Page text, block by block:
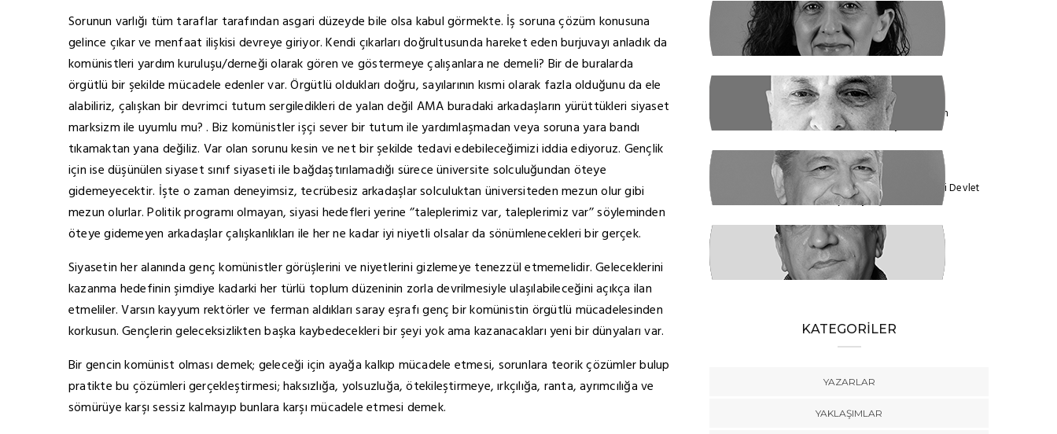
Sorunun varlığı tüm taraflar tarafından asgari düzeyde bile olsa kabul görmekte. İş soruna çözüm konusuna
gelince çıkar ve menfaat ilişkisi devreye giriyor. Kendi çıkarları doğrultusunda hareket eden burjuvayı anladık da
komünistleri yardım kuruluşu/derneği olarak gören ve göstermeye çalışanlara ne demeli? Bir de buralarda
örgütlü bir şekilde mücadele edenler var. Örgütlü oldukları doğru, sayılarının kısmi olarak fazla olduğunu da ele
alabiliriz, çalışkan bir devrimci tutum sergiledikleri de yalan değil AMA buradaki arkadaşların yürüttükleri siyaset
marksizm ile uyumlu mu? . Biz komünistler işçi sever bir tutum ile yardımlaşmadan veya soruna yara bandı
tıkamaktan yana değiliz. Var olan sorunu kesin ve net bir şekilde tedavi edebileceğimizi iddia ediyoruz. Gençlik
için ise düşünülen siyaset sınıf siyaseti ile bağdaştırılamadığı sürece üniversite solculuğundan öteye
gidemeyecektir. İşte o zaman deneyimsiz, tecrübesiz arkadaşlar solculuktan üniversiteden mezun olur gibi
mezun olurlar. Politik programı olmayan, siyasi hedefleri yerine ‘’taleplerimiz var, taleplerimiz var’’ söyleminden
öteye gidemeyen arkadaşlar çalışkanlıkları ile her ne kadar iyi niyetli olsalar da sönümlenecekleri bir gerçek.
Siyasetin her alanında genç komünistler görüşlerini ve niyetlerini gizlemeye tenezzül etmemelidir. Geleceklerini
kazanma hedefinin şimdiye kadarki her türlü toplum düzeninin zorla devrilmesiyle ulaşılabileceğini açıkça ilan
etmeliler. Varsın kayyum rektörler ve ferman aldıkları saray eşrafı genç bir komünistin örgütlü mücadelesinden
korkusun. Gençlerin geleceksizlikten başka kaybedecekleri bir şeyi yok ama kazanacakları yeni bir dünyaları var.
Bir gencin komünist olması demek; geleceği için ayağa kalkıp mücadele etmesi, sorunlara teorik çözümler bulup
pratikte bu çözümleri gerçekleştirmesi; haksızlığa, yolsuzluğa, ötekileştirmeye, ırkçılığa, ranta, ayrımcılığa ve
sömürüye karşı sessiz kalmayıp bunlara karşı mücadele etmesi demek.
SİBEL UZUN
Yasak Tanımadılar
ENDER EREN
Mısır’dan Kanada’ya, Şarm el Şeyh’den
Montreal’e Umutlar Tükeniyor mu?
KADİR DADAN
Türkiye'nin Ekolojik Gerçekleri ve Yeni Devlet
Düzeni 1 - Güçler Ayrılığı
SÜLEYMAN KARAN
Öyle Bir 102 Yıl ki, 102 Farklı Biçimde
Anlatılabilir
KATEGORİLER
YAZARLAR
YAKLAŞIMLAR